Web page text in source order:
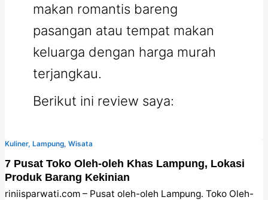
makan romantis bareng
pasangan atau tempat makan
keluarga dengan harga murah
terjangkau.
Berikut ini review saya:
Kuliner, Lampung,Wisata
7 Pusat Toko Oleh-oleh Khas Lampung, Lokasi
Produk Barang Kekinian
riniisparwati.com – Pusat oleh-oleh Lampung. Toko Oleh-